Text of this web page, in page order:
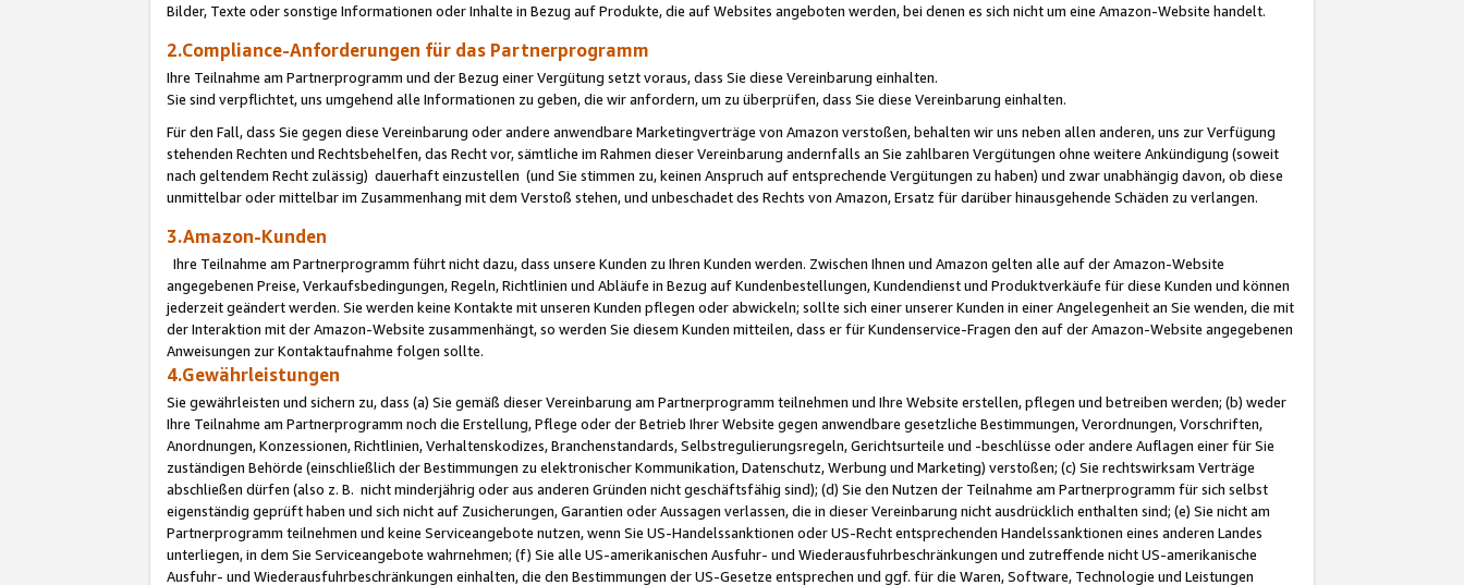
Bilder, Texte oder sonstige Informationen oder Inhalte in Bezug auf Produkte, die auf Websites angeboten werden, bei denen es sich nicht um eine Amazon-Website handelt.
2.Compliance-Anforderungen für das Partnerprogramm
Ihre Teilnahme am Partnerprogramm und der Bezug einer Vergütung setzt voraus, dass Sie diese Vereinbarung einhalten.
Sie sind verpflichtet, uns umgehend alle Informationen zu geben, die wir anfordern, um zu überprüfen, dass Sie diese Vereinbarung einhalten.
Für den Fall, dass Sie gegen diese Vereinbarung oder andere anwendbare Marketingverträge von Amazon verstoßen, behalten wir uns neben allen anderen, uns zur Verfügung
stehenden Rechten und Rechtsbehelfen, das Recht vor, sämtliche im Rahmen dieser Vereinbarung andernfalls an Sie zahlbaren Vergütungen ohne weitere Ankündigung (soweit
nach geltendem Recht zulässig) dauerhaft einzustellen (und Sie stimmen zu, keinen Anspruch auf entsprechende Vergütungen zu haben) und zwar unabhängig davon, ob diese
unmittelbar oder mittelbar im Zusammenhang mit dem Verstoß stehen, und unbeschadet des Rechts von Amazon, Ersatz für darüber hinausgehende Schäden zu verlangen.
3.Amazon-Kunden
Ihre Teilnahme am Partnerprogramm führt nicht dazu, dass unsere Kunden zu Ihren Kunden werden. Zwischen Ihnen und Amazon gelten alle auf der Amazon-Website
angegebenen Preise, Verkaufsbedingungen, Regeln, Richtlinien und Abläufe in Bezug auf Kundenbestellungen, Kundendienst und Produktverkäufe für diese Kunden und können
jederzeit geändert werden. Sie werden keine Kontakte mit unseren Kunden pflegen oder abwickeln; sollte sich einer unserer Kunden in einer Angelegenheit an Sie wenden, die mit
der Interaktion mit der Amazon-Website zusammenhängt, so werden Sie diesem Kunden mitteilen, dass er für Kundenservice-Fragen den auf der Amazon-Website angegebenen
Anweisungen zur Kontaktaufnahme folgen sollte.
4.Gewährleistungen
Sie gewährleisten und sichern zu, dass (a) Sie gemäß dieser Vereinbarung am Partnerprogramm teilnehmen und Ihre Website erstellen, pflegen und betreiben werden; (b) weder
Ihre Teilnahme am Partnerprogramm noch die Erstellung, Pflege oder der Betrieb Ihrer Website gegen anwendbare gesetzliche Bestimmungen, Verordnungen, Vorschriften,
Anordnungen, Konzessionen, Richtlinien, Verhaltenskodizes, Branchenstandards, Selbstregulierungsregeln, Gerichtsurteile und -beschlüsse oder andere Auflagen einer für Sie
zuständigen Behörde (einschließlich der Bestimmungen zu elektronischer Kommunikation, Datenschutz, Werbung und Marketing) verstoßen; (c) Sie rechtswirksam Verträge
abschließen dürfen (also z. B. nicht minderjährig oder aus anderen Gründen nicht geschäftsfähig sind); (d) Sie den Nutzen der Teilnahme am Partnerprogramm für sich selbst
eigenständig geprüft haben und sich nicht auf Zusicherungen, Garantien oder Aussagen verlassen, die in dieser Vereinbarung nicht ausdrücklich enthalten sind; (e) Sie nicht am
Partnerprogramm teilnehmen und keine Serviceangebote nutzen, wenn Sie US-Handelssanktionen oder US-Recht entsprechenden Handelssanktionen eines anderen Landes
unterliegen, in dem Sie Serviceangebote wahrnehmen; (f) Sie alle US-amerikanischen Ausfuhr- und Wiederausfuhrbeschränkungen und zutreffende nicht US-amerikanische
Ausfuhr- und Wiederausfuhrbeschränkungen einhalten, die den Bestimmungen der US-Gesetze entsprechen und ggf. für die Waren, Software, Technologie und Leistungen